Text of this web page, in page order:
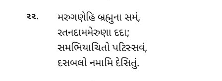
૨૨. મરુગણેહિ બ્રહ્મુના સમં,
રતનદામમેરુણા દદા;
સમભિયાચિતો પટિસ્સવં,
દસબલો નમામિ દેસિતું.